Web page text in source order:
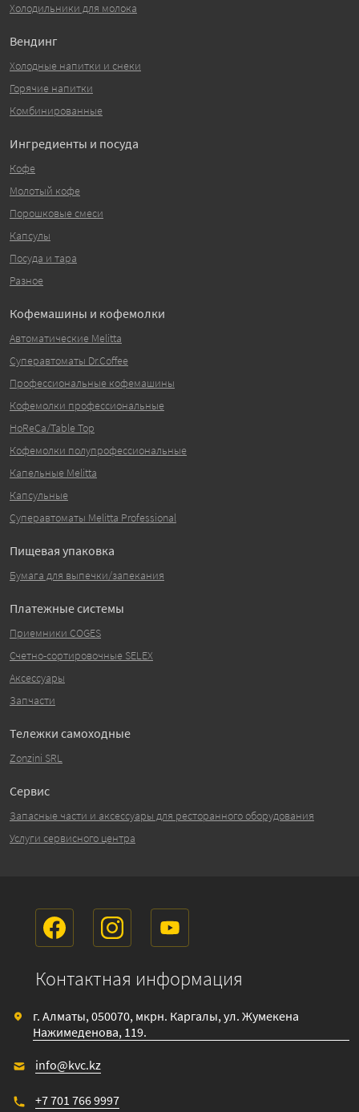
Холодильники для молока
Вендинг
Холодные напитки и снеки
Горячие напитки
Комбинированные
Ингредиенты и посуда
Кофе
Молотый кофе
Порошковые смеси
Капсулы
Посуда и тара
Разное
Кофемашины и кофемолки
Автоматические Melitta
Суперавтоматы Dr.Coffee
Профессиональные кофемашины
Кофемолки профессиональные
HoReCa/Table Top
Кофемолки полупрофессиональные
Капельные Melitta
Капсульные
Суперавтоматы Melitta Professional
Пищевая упаковка
Бумага для выпечки/запекания
Платежные системы
Приемники COGES
Счетно-сортировочные SELEX
Аксессуары
Запчасти
Тележки самоходные
Zonzini SRL
Сервис
Запасные части и аксессуары для ресторанного оборудования
Услуги сервисного центра
Контактная информация
г. Алматы, 050070, мкрн. Каргалы, ул. Жумекена
Нажимеденова, 119.
info@kvc.kz
+7 701 766 9997